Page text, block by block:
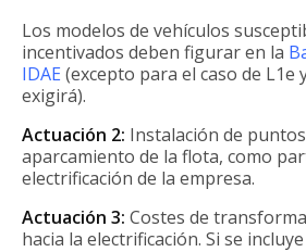
Los modelos de vehículos
incentivados deben figurar en la
IDAE (excepto para el caso de L1e
exigirá).
Actuación 2: Instalación de
aparcamiento de la flota, como
electrificación de la empresa.
Actuación 3: Costes de
hacia la electrificación. Si se